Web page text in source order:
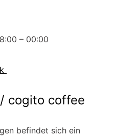
– 00:00
cogito coffee
befindet sich ein